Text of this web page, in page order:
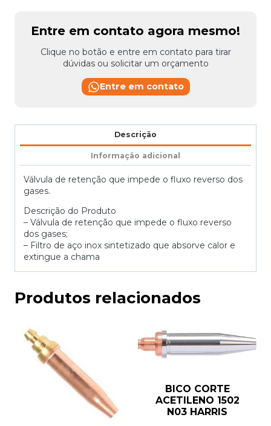
Entre em contato agora mesmo!
Clique no botão e entre em contato para tirar
dúvidas ou solicitar um orçamento
Entre em contato
Descrição
Informação adicional
Válvula de retenção que impede o fluxo reverso dos
gases.
Descrição do Produto
– Válvula de retenção que impede o fluxo reverso
dos gases;
– Filtro de aço inox sintetizado que absorve calor e
extingue a chama
Produtos relacionados
BICO CORTE
ACETILENO 1502
N03 HARRIS